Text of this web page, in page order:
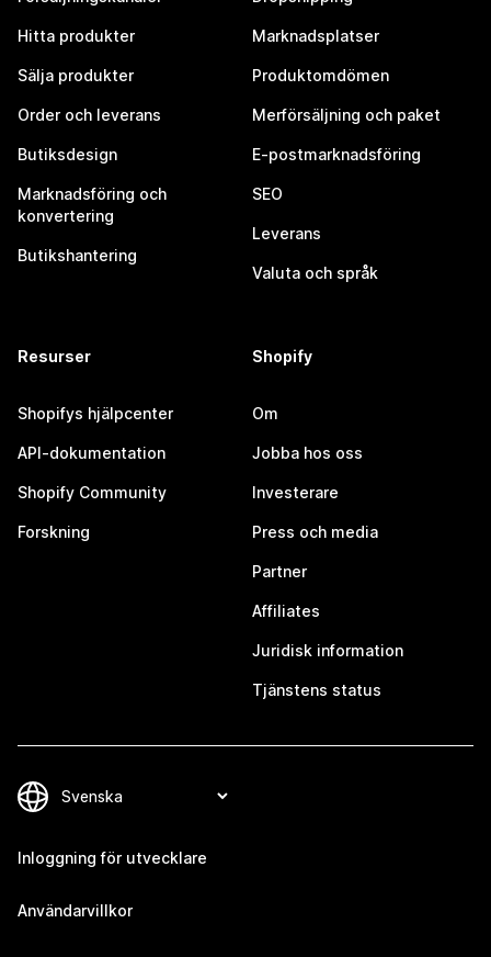
Hitta produkter
Sälja produkter
Order och leverans
Butiksdesign
Marknadsföring och
konvertering
Butikshantering
Marknadsplatser
Produktomdömen
Merförsäljning och paket
E-postmarknadsföring
SEO
Leverans
Valuta och språk
Resurser
Shopifys hjälpcenter
API-dokumentation
Shopify Community
Forskning
Shopify
Om
Jobba hos oss
Investerare
Press och media
Partner
Affiliates
Juridisk information
Tjänstens status
Inloggning för utvecklare
Användarvillkor